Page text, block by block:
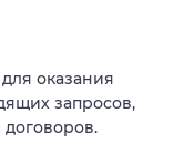
оказания
запросов,